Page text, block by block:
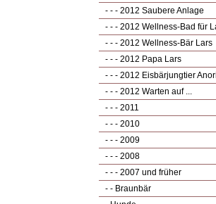
- - - 2012 Saubere Anlage
- - - 2012 Wellness-Bad für
- - - 2012 Wellness-Bär Lars
- - - 2012 Papa Lars
- - - 2012 Eisbärjungtier
- - - 2012 Warten auf ...
- - - 2011
- - - 2010
- - - 2009
- - - 2008
- - - 2007 und früher
- - Braunbär